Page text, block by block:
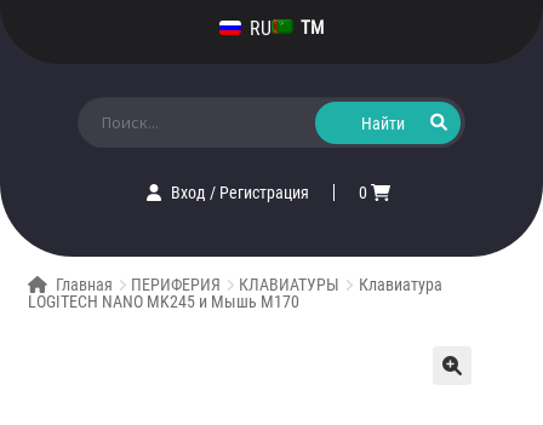
RU TM
Вход/ Регистрация 0
Главная ПЕРИФЕРИЯ КЛАВИАТУРЫ
Клавиатура
LOGITECH NANO MK245 и Мышь M170